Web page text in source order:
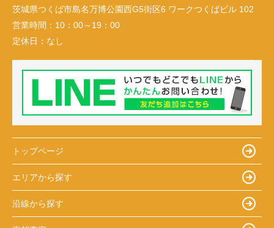
茨城県つくば市島名万博公園西G5街区6 ワークつくばビル 102
営業時間： 10：00～19：00
定休日： なし
トップページ
エリアから探す
沿線から探す